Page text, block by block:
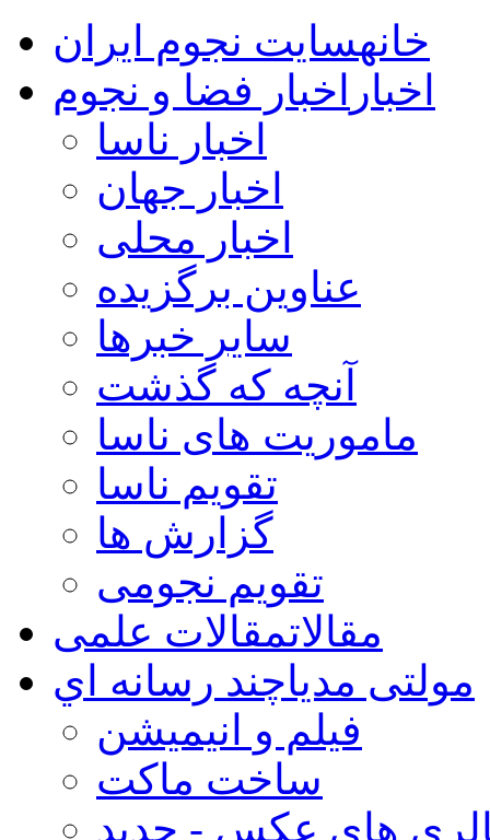
خانهسایت نجوم ایران
اخبار اخبار فضا و نجوم
اخبار ناسا
اخبار جهان
اخبار محلی
عناوین برگزیده
سایر خبرها
آنچه که گذشت
ماموریت های ناسا
تقویم ناسا
گزارش ها
تقویم نجومی
مقالاتمقالات علمی
مولتی مدیاچند رسانه اي
فیلم و انیمیشن
ساخت ماکت
های عکس - جدید